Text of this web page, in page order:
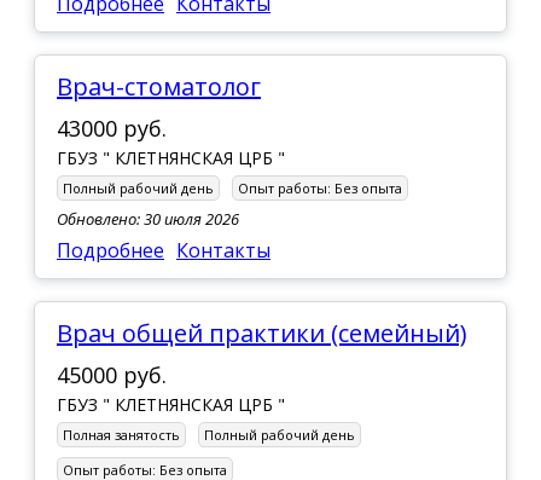
Врач-стоматолог
43000 руб.
ГБУЗ " КЛЕТНЯНСКАЯ ЦРБ "
Полный рабочий день Опыт работы: Без опыта
Обновлено: 30 июля 2026
Подробнее Контакты
врач общей практики (семейный)
45000 руб.
ГБУЗ " КЛЕТНЯНСКАЯ ЦРБ "
Полная занятость
Полный рабочий день
Опыт работы: Без опыта